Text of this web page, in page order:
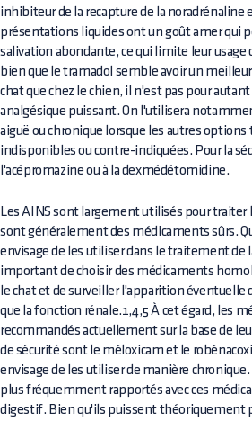
inhibiteur de la recapture de la noradrénaline
présentations liquides ont un goût amer qui
salivation abondante, ce qui limite leur usage
bien que le tramadol semble avoir un
chat que chez le chien, il n'est pas pour
analgésique puissant. On l'utilisera
aiguë ou chronique lorsque les autres
indisponibles ou contre-indiquées. Pour la
l'acépromazine ou à la dexmédétomidine.
Les AINS sont largement utilisés pour traiter
sont généralement des médicaments sûrs.
envisage de les utiliser dans le traitement de
important de choisir des médicaments
le chat et de surveiller l'apparition
que la fonction rénale.1,4,5 À cet égard, les
recommandés actuellement sur la base de
de sécurité sont le méloxicam et le
envisage de les utiliser de manière
plus fréquemment rapportés avec ces
digestif. Bien qu'ils puissent théoriquement